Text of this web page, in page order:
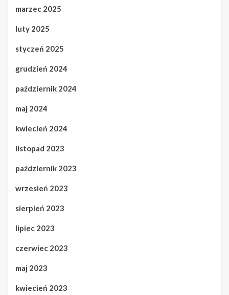
marzec 2025
luty 2025
styczeń 2025
grudzień 2024
październik 2024
maj 2024
kwiecień 2024
listopad 2023
październik 2023
wrzesień 2023
sierpień 2023
lipiec 2023
czerwiec 2023
maj 2023
kwiecień 2023